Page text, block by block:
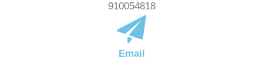
910054818
Email